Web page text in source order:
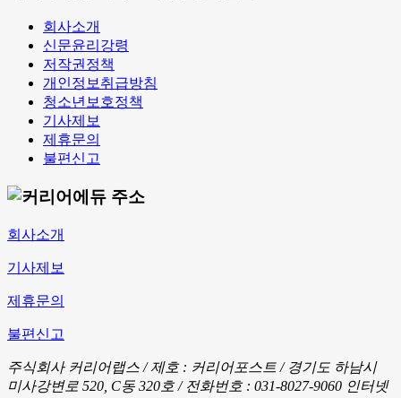
회사소개
신문윤리강령
저작권정책
개인정보취급방침
청소년보호정책
기사제보
제휴문의
불편신고
회사소개
기사제보
제휴문의
불편신고
주식회사 커리어랩스 / 제호 : 커리어포스트 /경기도 하남시
미사강변로 520, C동 320호 / 전화번호 : 031-8027-9060 인터넷